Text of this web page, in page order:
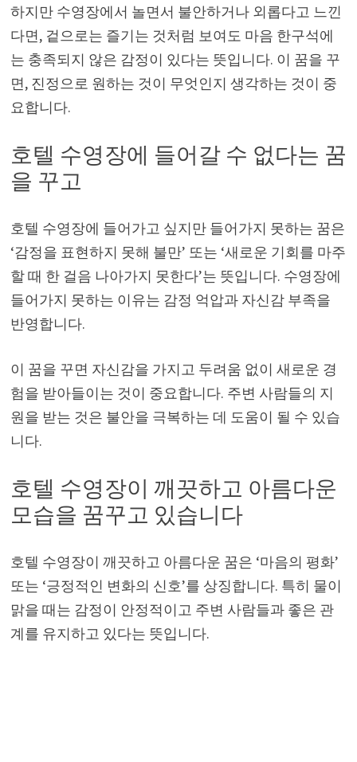
하지만 수영장에서 놀면서 불안하거나 외롭다고 느낀
다면, 겉으로는 즐기는 것처럼 보여도 마음 한구석에
는 충족되지 않은 감정이 있다는 뜻입니다. 이 꿈을 꾸
면, 진정으로 원하는 것이 무엇인지 생각하는 것이 중
요합니다.
호텔 수영장에 들어갈 수 없다는 꿈
을 꾸고
호텔 수영장에 들어가고 싶지만 들어가지 못하는 꿈은
‘감정을 표현하지 못해 불만’ 또는 ‘새로운 기회를 마주
할 때 한 걸음 나아가지 못한다’는 뜻입니다. 수영장에
들어가지 못하는 이유는 감정 억압과 자신감 부족을
반영합니다.
이 꿈을 꾸면 자신감을 가지고 두려움 없이 새로운 경
험을 받아들이는 것이 중요합니다. 주변 사람들의 지
원을 받는 것은 불안을 극복하는 데 도움이 될 수 있습
니다.
호텔 수영장이 깨끗하고 아름다운
모습을 꿈꾸고 있습니다
호텔 수영장이 깨끗하고 아름다운 꿈은 ‘마음의 평화’
또는 ‘긍정적인 변화의 신호’를 상징합니다. 특히 물이
맑을 때는 감정이 안정적이고 주변 사람들과 좋은 관
계를 유지하고 있다는 뜻입니다.